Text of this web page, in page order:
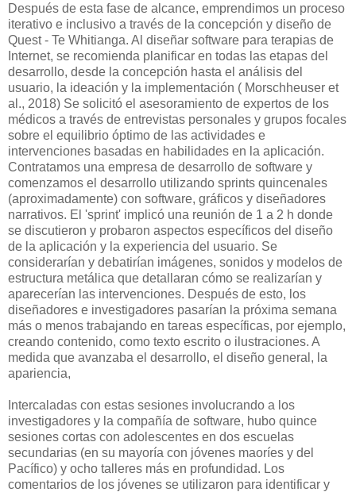
Después de esta fase de alcance, emprendimos un proceso
iterativo e inclusivo a través de la concepción y diseño de
Quest - Te Whitianga. Al diseñar software para terapias de
Internet, se recomienda planificar en todas las etapas del
desarrollo, desde la concepción hasta el análisis del
usuario, la ideación y la implementación ( Morschheuser et
al., 2018) Se solicitó el asesoramiento de expertos de los
médicos a través de entrevistas personales y grupos focales
sobre el equilibrio óptimo de las actividades e
intervenciones basadas en habilidades en la aplicación.
Contratamos una empresa de desarrollo de software y
comenzamos el desarrollo utilizando sprints quincenales
(aproximadamente) con software, gráficos y diseñadores
narrativos. El 'sprint' implicó una reunión de 1 a 2 h donde
se discutieron y probaron aspectos específicos del diseño
de la aplicación y la experiencia del usuario. Se
considerarían y debatirían imágenes, sonidos y modelos de
estructura metálica que detallaran cómo se realizarían y
aparecerían las intervenciones. Después de esto, los
diseñadores e investigadores pasarían la próxima semana
más o menos trabajando en tareas específicas, por ejemplo,
creando contenido, como texto escrito o ilustraciones. A
medida que avanzaba el desarrollo, el diseño general, la
apariencia,
Intercaladas con estas sesiones involucrando a los
investigadores y la compañía de software, hubo quince
sesiones cortas con adolescentes en dos escuelas
secundarias (en su mayoría con jóvenes maoríes y del
Pacífico) y ocho talleres más en profundidad. Los
comentarios de los jóvenes se utilizaron para identificar y